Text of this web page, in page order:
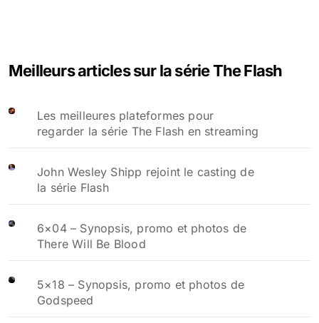
Meilleurs articles sur la série The Flash
Les meilleures plateformes pour
regarder la série The Flash en streaming
John Wesley Shipp rejoint le casting de
la série Flash
6×04 – Synopsis, promo et photos de
There Will Be Blood
5×18 – Synopsis, promo et photos de
Godspeed